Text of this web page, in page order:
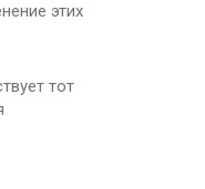
этих
тот